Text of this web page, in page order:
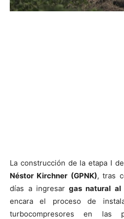
La construcción de la etapa I
Néstor Kirchner (GPNK), tras
días a ingresar gas natural al
encara el proceso de
turbocompresores en las